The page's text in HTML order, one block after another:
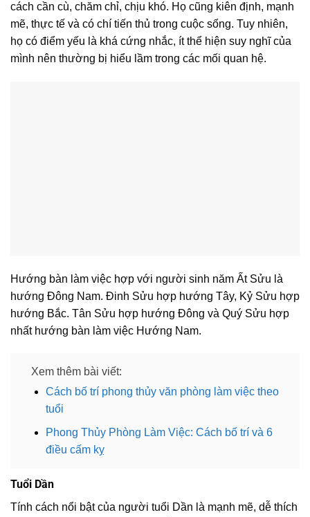
cách cần cù, chăm chỉ, chịu khó. Họ cũng kiên định, mạnh
mẽ, thực tế và có chí tiến thủ trong cuộc sống. Tuy nhiên,
họ có điểm yếu là khá cứng nhắc, ít thể hiện suy nghĩ của
mình nên thường bị hiểu lầm trong các mối quan hệ.
Hướng bàn làm việc hợp với người sinh năm Ất Sửu là
hướng Đông Nam. Đinh Sửu hợp hướng Tây, Kỷ Sửu hợp
hướng Bắc. Tân Sửu hợp hướng Đông và Quý Sửu hợp
nhất hướng bàn làm việc Hướng Nam.
Xem thêm bài viết:
Cách bố trí phong thủy văn phòng làm việc theo
tuổi
Phong Thủy Phòng Làm Việc: Cách bố trí và 6
điều cấm kỵ
Tuổi Dần
Tính cách nổi bật của người tuổi Dần là mạnh mẽ, dễ thích